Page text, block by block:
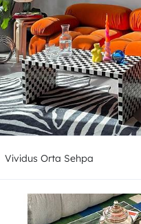
Vividus Orta Sehpa